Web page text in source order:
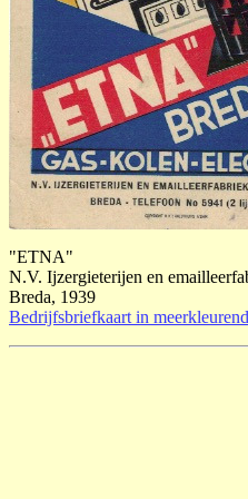
"ETNA"
N.V. Ijzergieterijen en
Breda, 1939
Bedrijfsbriefkaart in